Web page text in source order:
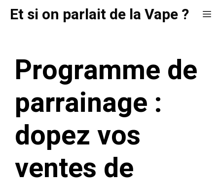
AllerEt si on parlait de la Vape ?
Programme de
parrainage :
dopez vos
ventes de